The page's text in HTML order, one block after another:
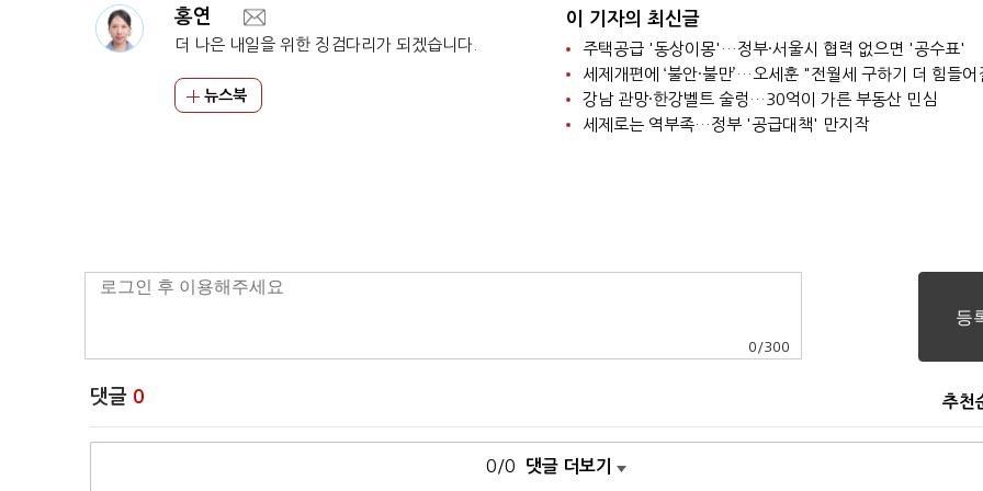
홍연
더 나은 내일을 위한 징검다리가 되겠습니다.
뉴스북
이 기자의 최신글
주택공급 '동상이몽'…정부·서울시 협력 없으면 '공수표'
세제개편에 ‘불안·불만’…오세훈 "전월세 구하기 더 힘들어
강남 관망·한강벨트 술렁…30억이 가른 부동산 민심
세제로는 역부족…정부 '공급대책' 만지작
0 /300
댓글 0 추천
0/0 댓글 더보기